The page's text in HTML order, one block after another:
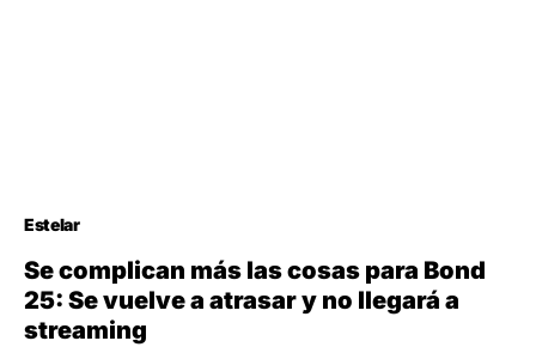
Estelar
Se complican más las cosas para Bond
25: Se vuelve a atrasar y no llegará a
streaming